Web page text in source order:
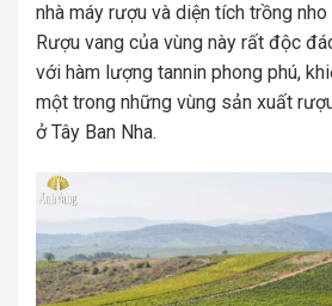
nhà máy rượu và diện tích trồng
Rượu vang của vùng này rất độc
với hàm lượng tannin phong phú,
một trong những vùng sản xuất
ở Tây Ban Nha.